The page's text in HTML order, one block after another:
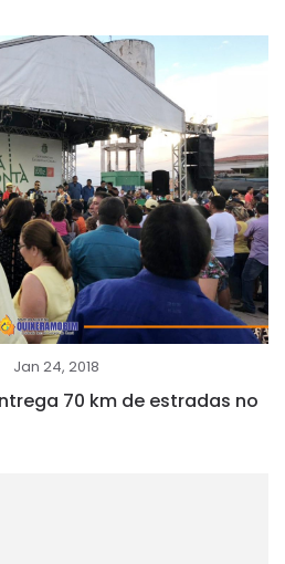
Jan 24, 2018
70 km de estradas no